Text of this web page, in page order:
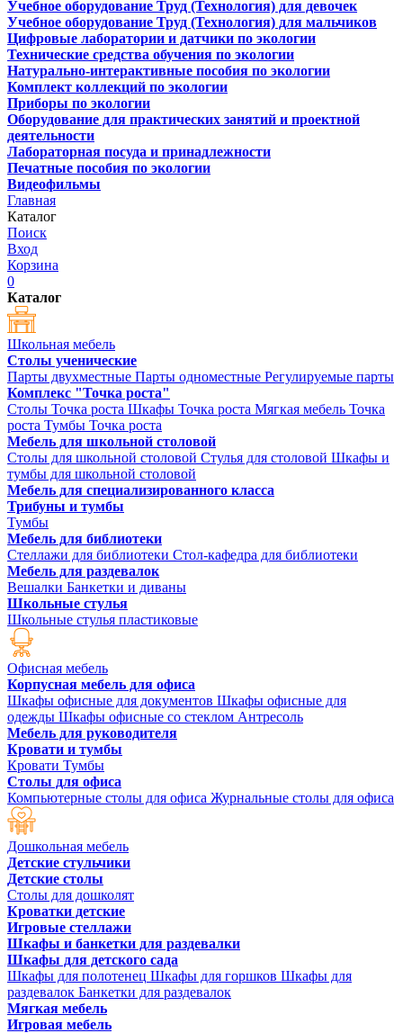
Учебное оборудование Труд (Технология) для девочек
Учебное оборудование Труд (Технология) для мальчиков
Цифровые лаборатории и датчики по экологии
Технические средства обучения по экологии
Натурально-интерактивные пособия по экологии
Комплект коллекций по экологии
Приборы по экологии
Оборудование для практических занятий и проектной
деятельности
Лабораторная посуда и принадлежности
Печатные пособия по экологии
Видеофильмы
Главная
Каталог
Поиск
Вход
Корзина
0
Каталог
Школьная мебель
Столы ученические
Парты двухместные Парты одноместные Регулируемые парты
Комплекс "Точка роста"
Столы Точка роста Шкафы Точка роста Мягкая мебель Точка
роста Тумбы Точка роста
Мебель для школьной столовой
Столы для школьной столовой Стулья для столовой Шкафы и
тумбы для школьной столовой
Мебель для специализированного класса
Трибуны и тумбы
Тумбы
Мебель для библиотеки
Стеллажи для библиотеки Стол-кафедра для библиотеки
Мебель для раздевалок
Вешалки Банкетки и диваны
Школьные стулья
Школьные стулья пластиковые
Офисная мебель
Корпусная мебель для офиса
Шкафы офисные для документов Шкафы офисные для
одежды Шкафы офисные со стеклом Антресоль
Мебель для руководителя
Кровати и тумбы
Кровати Тумбы
Столы для офиса
Компьютерные столы для офиса Журнальные столы для офиса
Дошкольная мебель
Детские стульчики
Детские столы
Столы для дошколят
Кроватки детские
Игровые стеллажи
Шкафы и банкетки для раздевалки
Шкафы для детского сада
Шкафы для полотенец Шкафы для горшков Шкафы для
раздевалок Банкетки для раздевалок
Мягкая мебель
Игровая мебель